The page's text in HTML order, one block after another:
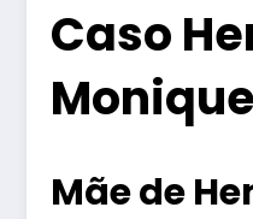
Caso
Mãe de